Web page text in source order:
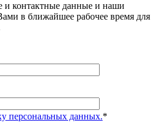
и контактные данные и наши
в ближайшее рабочее время для
персональных данных.*